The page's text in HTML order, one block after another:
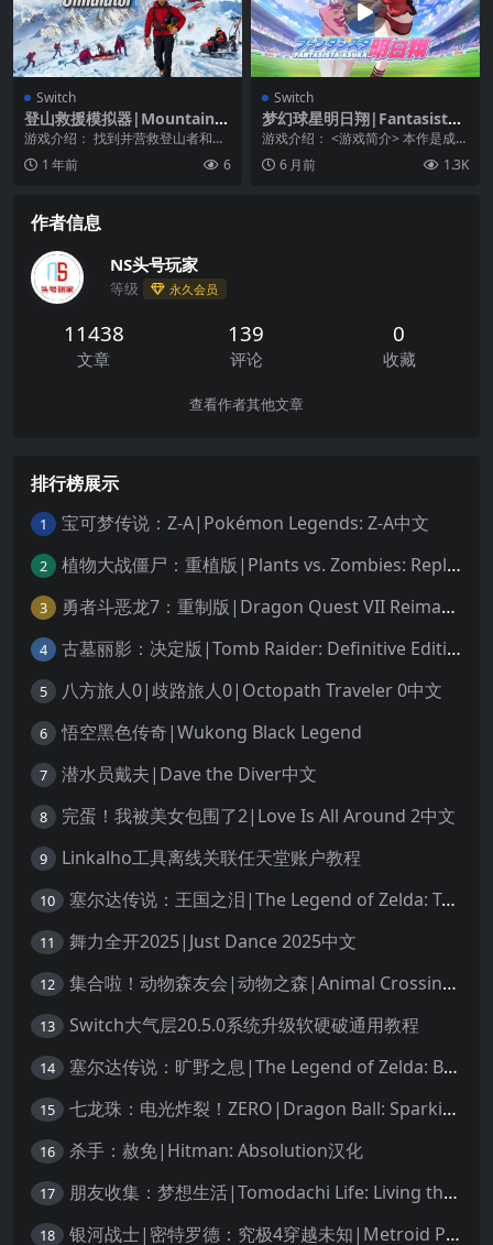
Switch
登山救援模拟器|Mountain R
escue Simulator
游戏介绍： 找到并营救登山者和滑
雪者！ 美丽的面具后面隐藏着重重
危险，大自然引诱...
1 年前 6
Switch
梦幻球星明日翔|Fantasista
Asuka中文
游戏介绍： <游戏简介> 本作是成为
“女子足球队”的教练，指挥个性丰...
6 月前 1.3K
作者信息
NS头号玩家
等级 永久会员
11438
文章
139
评论
0
收藏
查看作者其他文章
排行榜展示
1 宝可梦传说：Z-A|Pokémon Legends: Z-A中文
2 植物大战僵尸：重植版|Plants vs. Zombies: Replanted中文
3 勇者斗恶龙7：重制版|Dragon Quest VII Reimagined中文
4 古墓丽影：决定版|Tomb Raider: Definitive Edition中文
5 八方旅人0|歧路旅人0|Octopath Traveler 0中文
6 悟空黑色传奇|Wukong Black Legend
7 潜水员戴夫|Dave the Diver中文
8 完蛋！我被美女包围了2|Love Is All Around 2中文
9 Linkalho工具离线关联任天堂账户教程
10 塞尔达传说：王国之泪|The Legend of Zelda: Tears of the Kingdom中文
11 舞力全开2025|Just Dance 2025中文
12 集合啦！动物森友会|动物之森|Animal Crossing: New Horizons中文
13 Switch大气层20.5.0系统升级软硬破通用教程
14 塞尔达传说：旷野之息|The Legend of Zelda: Breath of the Wild中文
15 七龙珠：电光炸裂！ZERO|Dragon Ball: Sparking! Zero中文
16 杀手：赦免|Hitman: Absolution汉化
17 朋友收集：梦想生活|Tomodachi Life: Living the Dream中文
18 银河战士|密特罗德：究极4穿越未知|Metroid Prime 4: Beyond中文